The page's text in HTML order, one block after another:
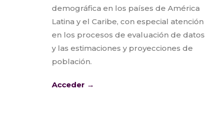
demográfica en los países de América
Latina y el Caribe, con especial atención
en los procesos de evaluación de datos
y las estimaciones y proyecciones de
población.
Acceder →